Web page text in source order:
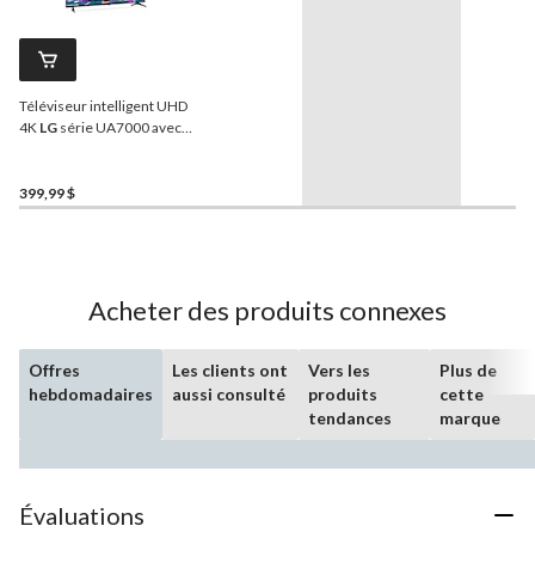
Téléviseur intelligent UHD
4K LG série UA7000 avec
399,99 $
Acheter des produits connexes
Offres
hebdomadaires
Les clients ont
aussi consulté
Vers les
produits
tendances
Plus de
cette
marque
Évaluations